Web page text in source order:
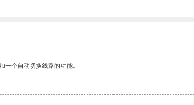
个自动切换线路的功能。